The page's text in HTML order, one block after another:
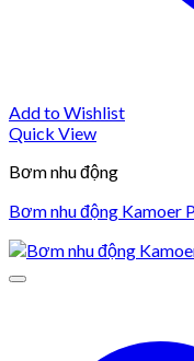
Add to Wishlist
Quick View
Bơm nhu động
Bơm nhu động Kamoer